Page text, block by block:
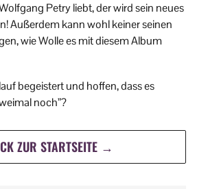
Petry liebt, der wird sein neues
Außerdem kann wohl keiner seinen
wie Wolle es mit diesem Album
begeistert und hoffen, dass es
noch”?
ZUR STARTSEITE →